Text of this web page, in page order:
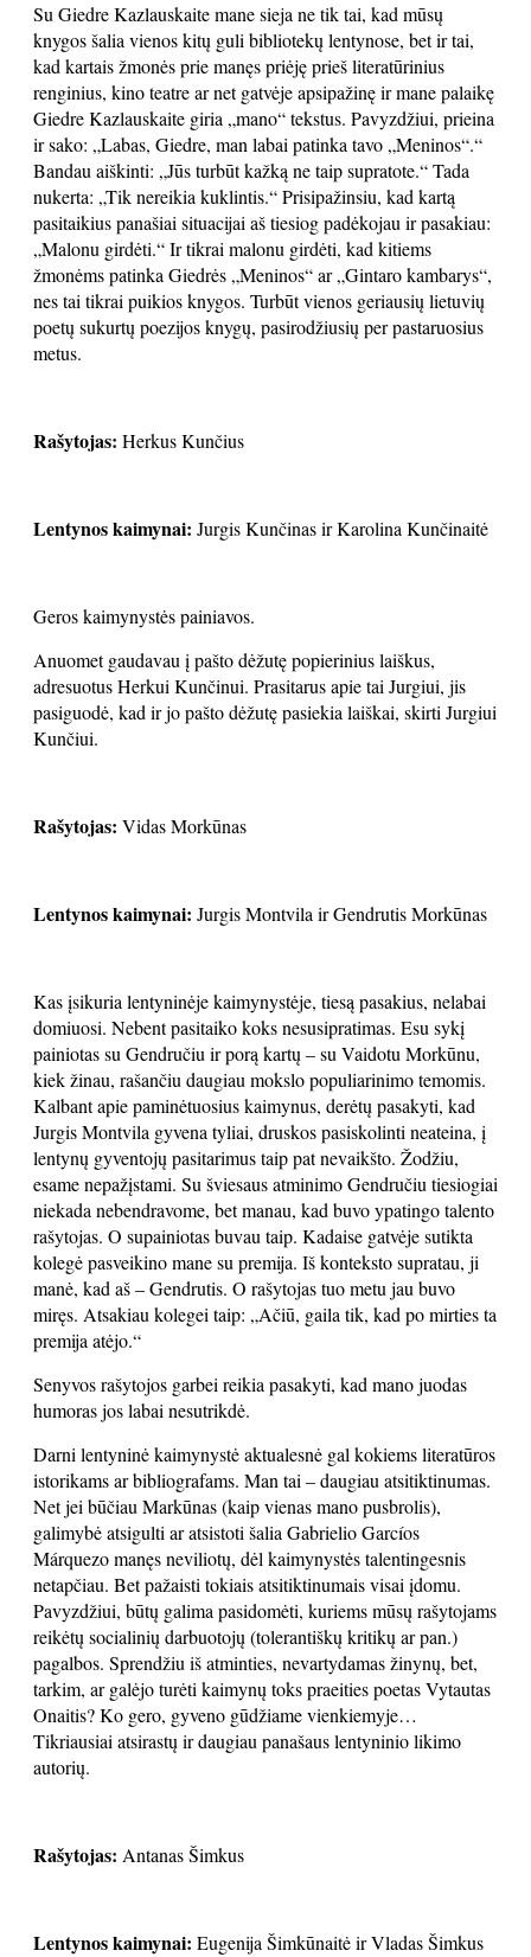
Su Giedre Kazlauskaite mane sieja ne tik tai, kad mūsų
knygos šalia vienos kitų guli bibliotekų lentynose, bet ir tai,
kad kartais žmonės prie manęs priėję prieš literatūrinius
renginius, kino teatre ar net gatvėje apsipažinę ir mane palaikę
Giedre Kazlauskaite giria „mano“ tekstus. Pavyzdžiui, prieina
ir sako: „Labas, Giedre, man labai patinka tavo „Meninos“.“
Bandau aiškinti: „Jūs turbūt kažką ne taip supratote.“ Tada
nukerta: „Tik nereikia kuklintis.“ Prisipažinsiu, kad kartą
pasitaikius panašiai situacijai aš tiesiog padėkojau ir pasakiau:
„Malonu girdėti.“ Ir tikrai malonu girdėti, kad kitiems
žmonėms patinka Giedrės „Meninos“ ar „Gintaro kambarys“,
nes tai tikrai puikios knygos. Turbūt vienos geriausių lietuvių
poetų sukurtų poezijos knygų, pasirodžiusių per pastaruosius
metus.
Rašytojas: Herkus Kunčius
Lentynos kaimynai: Jurgis Kunčinas ir Karolina Kunčinaitė
Geros kaimynystės painiavos.
Anuomet gaudavau į pašto dėžutę popierinius laiškus,
adresuotus Herkui Kunčinui. Prasitarus apie tai Jurgiui, jis
pasiguodė, kad ir jo pašto dėžutę pasiekia laiškai, skirti Jurgiui
Kunčiui.
Rašytojas: Vidas Morkūnas
Lentynos kaimynai: Jurgis Montvila ir Gendrutis Morkūnas
Kas įsikuria lentyninėje kaimynystėje, tiesą pasakius, nelabai
domiuosi. Nebent pasitaiko koks nesusipratimas. Esu sykį
painiotas su Gendručiu ir porą kartų – su Vaidotu Morkūnu,
kiek žinau, rašančiu daugiau mokslo populiarinimo temomis.
Kalbant apie paminėtuosius kaimynus, derėtų pasakyti, kad
Jurgis Montvila gyvena tyliai, druskos pasiskolinti neateina, į
lentynų gyventojų pasitarimus taip pat nevaikšto. Žodžiu,
esame nepažįstami. Su šviesaus atminimo Gendručiu tiesiogiai
niekada nebendravome, bet manau, kad buvo ypatingo talento
rašytojas. O supainiotas buvau taip. Kadaise gatvėje sutikta
kolegė pasveikino mane su premija. Iš konteksto supratau, ji
manė, kad aš – Gendrutis. O rašytojas tuo metu jau buvo
miręs. Atsakiau kolegei taip: „Ačiū, gaila tik, kad po mirties ta
premija atėjo.“
Senyvos rašytojos garbei reikia pasakyti, kad mano juodas
humoras jos labai nesutrikdė.
Darni lentyninė kaimynystė aktualesnė gal kokiems literatūros
istorikams ar bibliografams. Man tai – daugiau atsitiktinumas.
Net jei būčiau Markūnas (kaip vienas mano pusbrolis),
galimybė atsigulti ar atsistoti šalia Gabrielio Garcíos
Márquezo manęs neviliotų, dėl kaimynystės talentingesnis
netapčiau. Bet pažaisti tokiais atsitiktinumais visai įdomu.
Pavyzdžiui, būtų galima pasidomėti, kuriems mūsų rašytojams
reikėtų socialinių darbuotojų (tolerantiškų kritikų ar pan.)
pagalbos. Sprendžiu iš atminties, nevartydamas žinynų, bet,
tarkim, ar galėjo turėti kaimynų toks praeities poetas Vytautas
Onaitis? Ko gero, gyveno gūdžiame vienkiemyje…
Tikriausiai atsirastų ir daugiau panašaus lentyninio likimo
autorių.
Rašytojas: Antanas Šimkus
Lentynos kaimynai: Eugenija Šimkūnaitė ir Vladas Šimkus